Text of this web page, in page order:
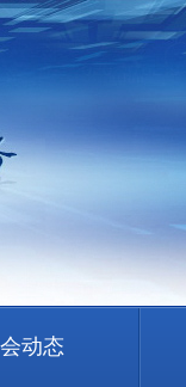
动态